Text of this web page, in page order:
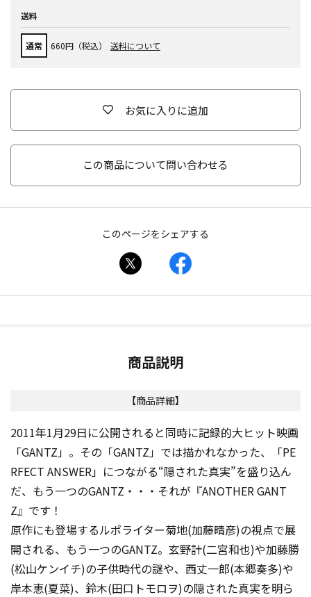
送料
通常 660円（税込） 送料について
お気に入りに追加
この商品について問い合わせる
このページをシェアする
商品説明
【商品詳細】
2011年1月29日に公開されると同時に記録的大ヒット映画
「GANTZ」。その「GANTZ」では描かれなかった、「PE
RFECT ANSWER」につながる“隠された真実”を盛り込ん
だ、もう一つのGANTZ・・・それが『ANOTHER GANT
Z』です！
原作にも登場するルポライター菊地(加藤晴彦)の視点で展
開される、もう一つのGANTZ。玄野計(二宮和也)や加藤勝
(松山ケンイチ)の子供時代の謎や、西丈一郎(本郷奏多)や
岸本恵(夏菜)、鈴木(田口トモロヲ)の隠された真実を明ら